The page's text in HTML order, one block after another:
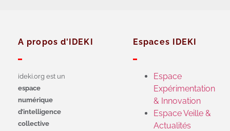
A propos d'IDEKI
ideki.org est un
espace
numérique
d’intelligence
collective
Espaces IDEKI
Espace
Expérimentation
& Innovation
Espace Veille &
Actualités